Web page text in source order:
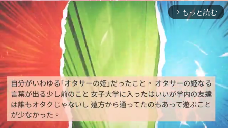
arrow_forward_ios もっと読む